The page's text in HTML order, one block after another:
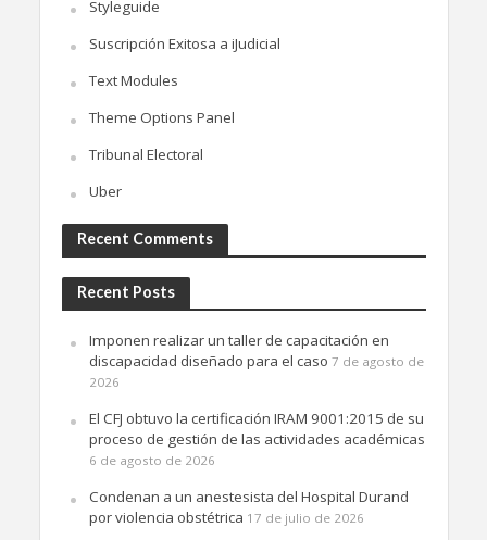
Styleguide
Suscripción Exitosa a iJudicial
Text Modules
Theme Options Panel
Tribunal Electoral
Uber
Recent Comments
Recent Posts
Imponen realizar un taller de capacitación en
discapacidad diseñado para el caso 7 de agosto de
2026
El CFJ obtuvo la certificación IRAM 9001:2015 de su
proceso de gestión de las actividades académicas
6 de agosto de 2026
Condenan a un anestesista del Hospital Durand
por violencia obstétrica 17 de julio de 2026